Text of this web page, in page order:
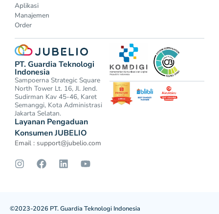
Aplikasi
Manajemen
Order
PT. Guardia Teknologi
Indonesia
Sampoerna Strategic Square
North Tower Lt. 16, Jl. Jend.
Sudirman Kav 45-46, Karet
Semanggi, Kota Administrasi
Jakarta Selatan.
Layanan Pengaduan
Konsumen JUBELIO
Email : support@jubelio.com
©2023-2026 PT. Guardia Teknologi Indonesia